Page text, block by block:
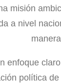
misión
a nivel
enfoque
política